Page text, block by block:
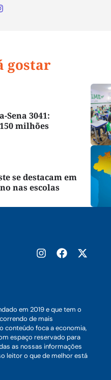
gostar
Sena 3041:
milhões
se destacam em
nas escolas
em 2019 e que tem o
de mais
conteúdo foca a economia,
espaço reservado para
as nossas informações
leitor o que de melhor está